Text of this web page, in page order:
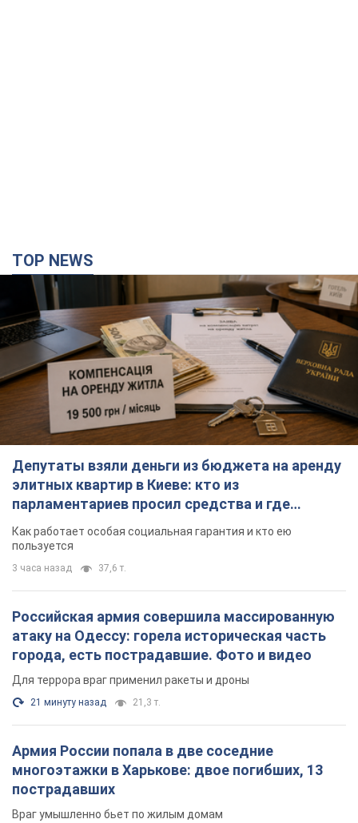
Депутаты взяли деньги из бюджета на аренду
элитных квартир в Киеве: кто из
парламентариев просил средства и где
поселился
Как работает особая социальная гарантия и кто ею
пользуется
3 часа назад 37,6 т.
Российская армия совершила массированную
атаку на Одессу: горела историческая часть
города, есть пострадавшие. Фото и видео
21 минуту назад
Армия России попала в две соседние
многоэтажки в Харькове: двое погибших, 13
пострадавших
Враг умышленно бьет по жилым домам
час назад 1,7 т.